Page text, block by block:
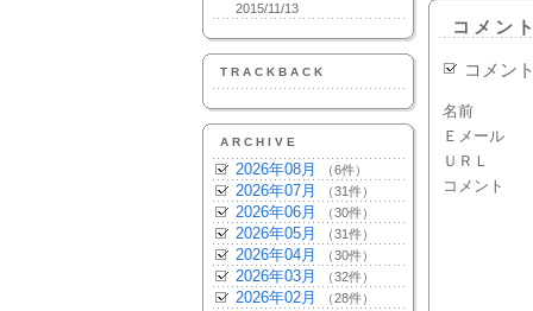
2015/11/13
TRACKBACK
ARCHIVE
2026年08月 （6件）
2026年07月 （31件）
2026年06月 （30件）
2026年05月 （31件）
2026年04月 （30件）
2026年03月 （32件）
2026年02月 （28件）
コメン
コメン
名前
Ｅメール
ＵＲＬ
コメント